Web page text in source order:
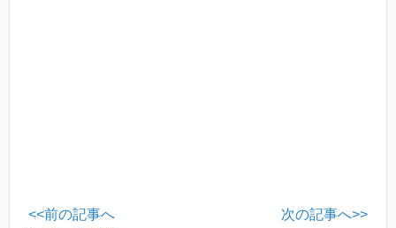
<<前の記事へ
次の記事へ>>